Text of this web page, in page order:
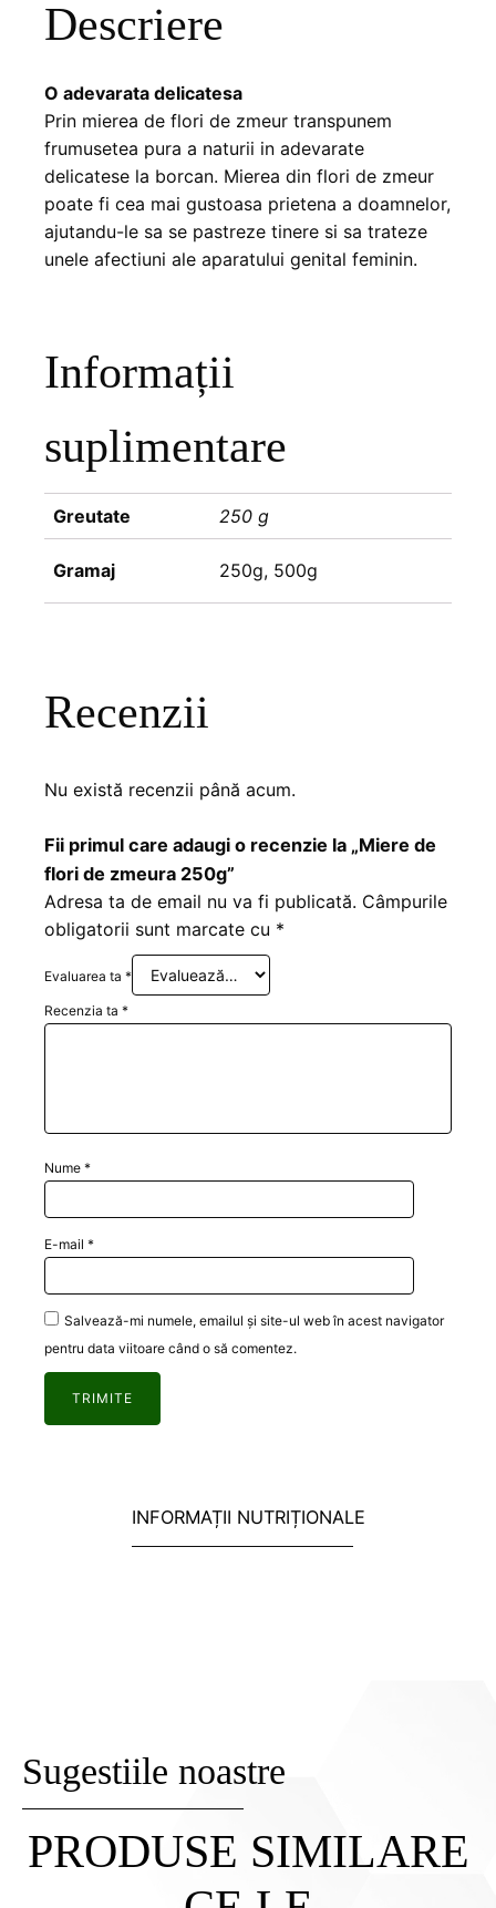
Descriere
O adevarata delicatesa
Prin mierea de flori de zmeur transpunem
frumusetea pura a naturii in adevarate
delicatese la borcan. Mierea din flori de zmeur
poate fi cea mai gustoasa prietena a doamnelor,
ajutandu-le sa se pastreze tinere si sa trateze
unele afectiuni ale aparatului genital feminin.
Informații
suplimentare
Greutate 250 g
Gramaj 250g, 500g
Recenzii
Nu există recenzii până acum.
Fii primul care adaugi o recenzie la „Miere de
flori de zmeura 250g”
Adresa ta de email nu va fi publicată. Câmpurile
obligatorii sunt marcate cu *
Evaluarea ta *
Recenzia ta *
Nume *
E-mail *
Salvează-mi numele, emailul și site-ul web în acest navigator
pentru data viitoare când o să comentez.
INFORMAȚII NUTRIȚIONALE
Sugestiile noastre
PRODUSE SIMILARE